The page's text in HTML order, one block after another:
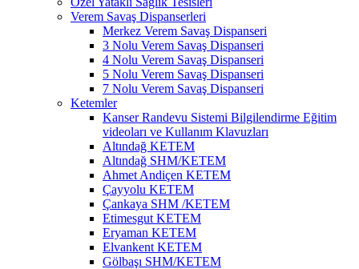
Verem Savaş Dispanserleri
Merkez Verem Savaş Dispanseri
3 Nolu Verem Savaş Dispanseri
4 Nolu Verem Savaş Dispanseri
5 Nolu Verem Savaş Dispanseri
7 Nolu Verem Savaş Dispanseri
Ketemler
Kanser Randevu Sistemi Bilgilendirme Eğitim
videoları ve Kullanım Klavuzları
Altındağ KETEM
Altındağ SHM/KETEM
Ahmet Andiçen KETEM
Çayyolu KETEM
Çankaya SHM /KETEM
Etimesgut KETEM
Eryaman KETEM
Elvankent KETEM
Gölbaşı SHM/KETEM